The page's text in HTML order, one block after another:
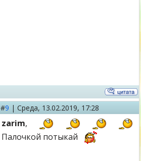
#9 | Среда, 13.02.2019, 17:28
zarim,
Палочкой потыкай